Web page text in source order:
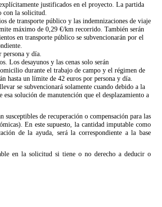
justificados en el proyecto. La partida
con la solicitud.
de transporte público y las indemnizaciones de viaje
máximo de 0,29 €/km recorrido. También serán
en transporte público se subvencionarán por el
y día.
Los desayunos y las cenas solo serán
durante el trabajo de campo y el régimen de
hasta un límite de 42 euros por persona y día.
se subvencionará solamente cuando debido a la
solución de manutención que el desplazamiento a
susceptibles de recuperación o compensación para las
En este supuesto, la cantidad imputable como
de la ayuda, será la correspondiente a la base
en la solicitud si tiene o no derecho a deducir o